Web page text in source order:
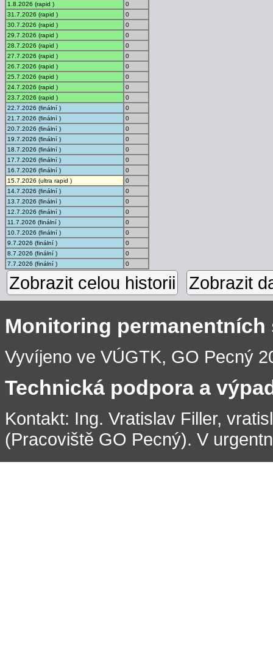
1.8.2026 (rapid )
0
31.7.2026 (rapid )
0
30.7.2026 (rapid )
0
29.7.2026 (rapid )
0
28.7.2026 (rapid )
0
27.7.2026 (rapid )
0
26.7.2026 (rapid )
0
25.7.2026 (rapid )
0
24.7.2026 (rapid )
0
23.7.2026 (rapid )
0
22.7.2026 (finální )
0
21.7.2026 (finální )
0
20.7.2026 (finální )
0
19.7.2026 (finální )
0
18.7.2026 (finální )
0
17.7.2026 (finální )
0
16.7.2026 (finální )
0
15.7.2026 (ultra rapid )
0
14.7.2026 (finální )
0
13.7.2026 (finální )
0
12.7.2026 (finální )
0
11.7.2026 (finální )
0
10.7.2026 (finální )
0
9.7.2026 (finální )
0
8.7.2026 (finální )
0
7.7.2026 (finální )
0
Zobrazit celou historii Zobrazit
Monitoring permanentních
Vyvíjeno ve VÚGTK, GO Pecný
Technická podpora a
Kontakt: Ing. Vratislav Filler,
(Pracoviště GO Pecný). V